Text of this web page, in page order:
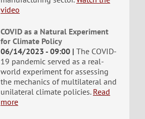
video
COVID as a Natural Experiment
for Climate Policy
06/14/2023 - 09:00 The COVID-
19 pandemic served as a real-
world experiment for assessing
the mechanics of multilateral and
unilateral climate policies. Read
more